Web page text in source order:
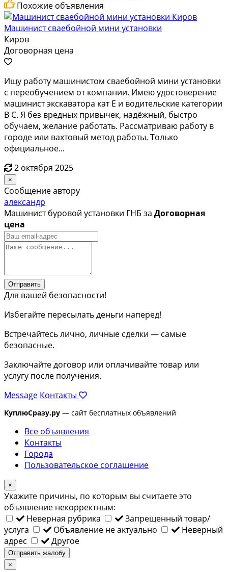
Похожие объявления
Машинист сваебойной мини установки
Киров
Договорная цена
Ищу работу машинистом сваебойной мини установки
с переобучением от компании. Имею удостоверение
машинист экскаватора кат Е и водительские категории
В С. Я без вредных привычек, надёжный, быстро
обучаем, желание работать. Рассматриваю работу в
городе или вахтовый метод работы. Только
официальное...
2 октября 2025
×
Сообщение автору
александр
Машинист буровой установки ГНБ за Договорная
цена
Отправить
Для вашей безопасности!
Избегайте пересылать деньги наперед!
Встречайтесь лично, личные сделки — самые
безопасные.
Заключайте договор или оплачивайте товар или
услугу после получения.
Message Контакты
КуплюСразу.ру — сайт бесплатных объявлений
Все объявления
Контакты
Города
Пользовательское соглашение
×
Укажите причины, по которым вы считаете это
объявление некорректным:
Неверная рубрика
Запрещенный товар/
услуга
Объявление не актуально
Неверный
адрес
Другое
Отправить жалобу
×